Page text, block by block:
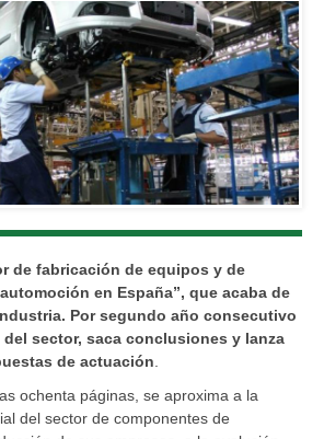
de fabricación de equipos y de
en España”, que acaba de
Por segundo año consecutivo
sector, saca conclusiones y lanza
de actuación
ochenta páginas, se aproxima a la
del sector de componentes de